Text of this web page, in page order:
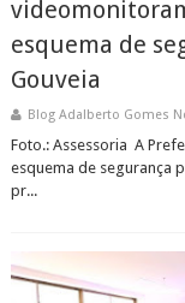
esquema de
Gouveia ​
Blog Adalberto Gomes
Foto.: Assessoria ​A
esquema de segurança
pr...